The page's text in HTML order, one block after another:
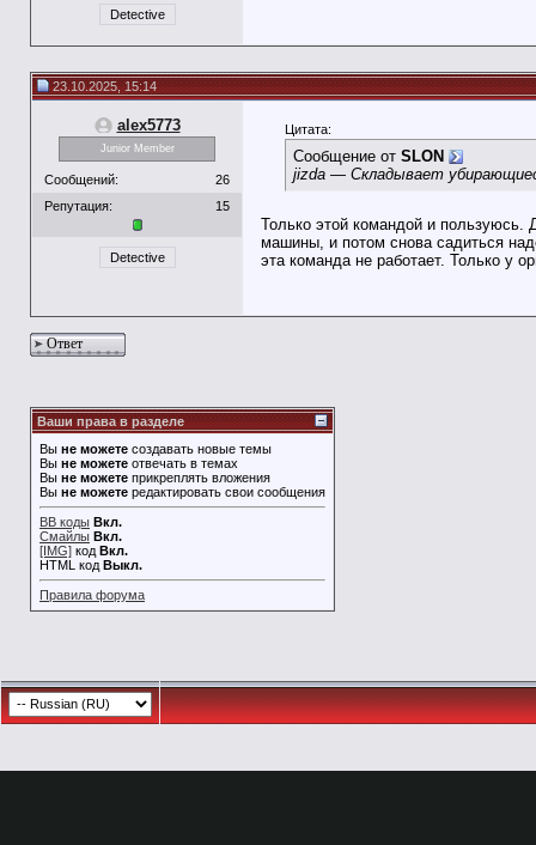
Detective
23.10.2025, 15:14
alex5773
Junior Member
Сообщений:
26
Репутация:
15
Detective
Цитата:
Сообщение от SLON
jizda — Складывает
Только этой командой и пользуюсь.
машины, и потом снова садиться
эта команда не работает. Только у
Ответ
Ваши права в разделе
Вы не можете создавать новые темы
Вы не можете отвечать в темах
Вы не можете прикреплять вложения
Вы не можете редактировать свои сообщения
BB коды Вкл.
Смайлы Вкл.
[IMG] код Вкл.
HTML код Выкл.
Правила форума